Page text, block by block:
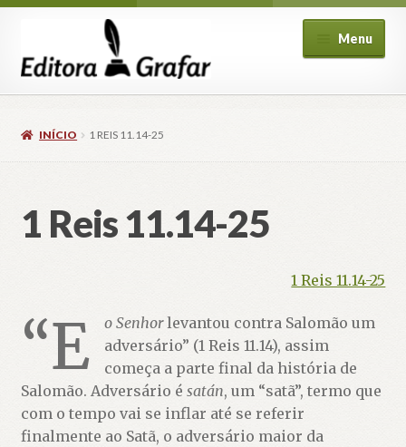
para
navegação
para
o
conteúdo
Menu
INÍCIO 1 REIS 11.14-25
1 Reis 11.14-25
1 Reis 11.14-25
“E o Senhorlevantou contra Salomão um
adversário” (1 Reis 11.14), assim
começa a parte final da história de
Salomão. Adversário é satán, um “satã”, termo que
com o tempo vai se inflar até se referir
finalmente ao Satã, o adversário maior da